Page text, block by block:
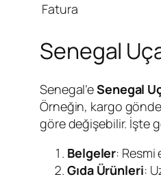
Fatura
Senegal
Senegal’eSenegal
Örneğin, kargo
göre değişebilir. İşte
Belgeler: Resmi
Gıda Ürünleri: